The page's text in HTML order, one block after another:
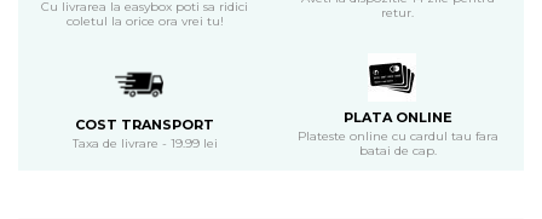
Cu livrarea la easybox poti sa ridici
coletul la orice ora vrei tu!
retur.
COST TRANSPORT
Taxa de livrare - 19.99 lei
PLATA ONLINE
Plateste online cu cardul tau fara
batai de cap.